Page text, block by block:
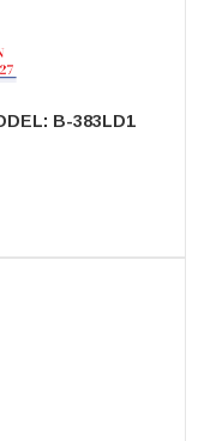
B-383LD1